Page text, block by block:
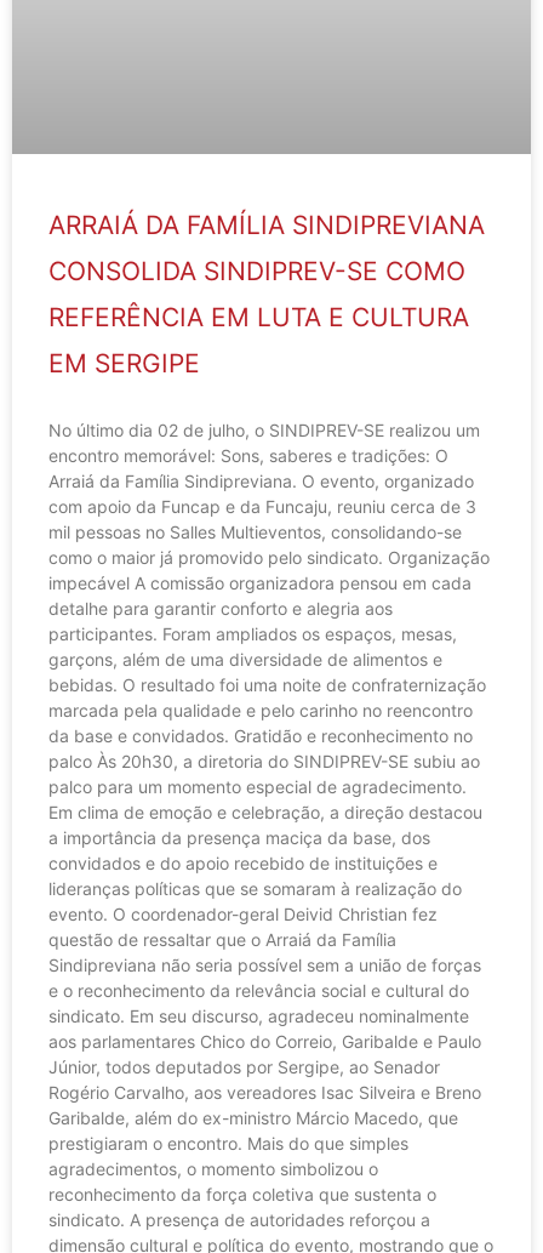
ARRAIÁ DA FAMÍLIA SINDIPREVIANA
CONSOLIDA SINDIPREV-SE COMO
REFERÊNCIA EM LUTA E CULTURA
EM SERGIPE
No último dia 02 de julho, o SINDIPREV-SE realizou um
encontro memorável: Sons, saberes e tradições: O
Arraiá da Família Sindipreviana. O evento, organizado
com apoio da Funcap e da Funcaju, reuniu cerca de 3
mil pessoas no Salles Multieventos, consolidando-se
como o maior já promovido pelo sindicato. Organização
impecável A comissão organizadora pensou em cada
detalhe para garantir conforto e alegria aos
participantes. Foram ampliados os espaços, mesas,
garçons, além de uma diversidade de alimentos e
bebidas. O resultado foi uma noite de confraternização
marcada pela qualidade e pelo carinho no reencontro
da base e convidados. Gratidão e reconhecimento no
palco Às 20h30, a diretoria do SINDIPREV-SE subiu ao
palco para um momento especial de agradecimento.
Em clima de emoção e celebração, a direção destacou
a importância da presença maciça da base, dos
convidados e do apoio recebido de instituições e
lideranças políticas que se somaram à realização do
evento. O coordenador-geral Deivid Christian fez
questão de ressaltar que o Arraiá da Família
Sindipreviana não seria possível sem a união de forças
e o reconhecimento da relevância social e cultural do
sindicato. Em seu discurso, agradeceu nominalmente
aos parlamentares Chico do Correio, Garibalde e Paulo
Júnior, todos deputados por Sergipe, ao Senador
Rogério Carvalho, aos vereadores Isac Silveira e Breno
Garibalde, além do ex-ministro Márcio Macedo, que
prestigiaram o encontro. Mais do que simples
agradecimentos, o momento simbolizou o
reconhecimento da força coletiva que sustenta o
sindicato. A presença de autoridades reforçou a
dimensão cultural e política do evento, mostrando que o